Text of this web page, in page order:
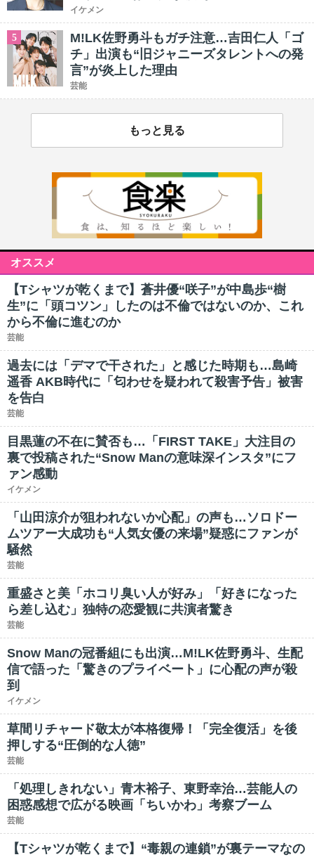
イケメン
5
M!LK佐野勇斗もガチ注意…吉田仁人「ゴ
チ」出演も“旧ジャニーズタレントへの発
言”が炎上した理由
芸能
もっと見る
オススメ
【Tシャツが乾くまで】蒼井優“咲子”が中島歩“樹
生”に「頭コツン」したのは不倫ではないのか、これ
から不倫に進むのか
芸能
過去には「デマで干された」と感じた時期も…島崎
遥香 AKB時代に「匂わせを疑われて殺害予告」被害
を告白
芸能
目黒蓮の不在に賛否も…「FIRST TAKE」大注目の
裏で投稿された“Snow Manの意味深インスタ”にフ
ァン感動
イケメン
「山田涼介が狙われないか心配」の声も…ソロドー
ムツアー大成功も“人気女優の来場”疑惑にファンが
騒然
芸能
重盛さと美「ホコリ臭い人が好み」「好きになった
ら差し込む」独特の恋愛観に共演者驚き
芸能
Snow Manの冠番組にも出演…M!LK佐野勇斗、生配
信で語った「驚きのプライベート」に心配の声が殺
到
イケメン
草間リチャード敬太が本格復帰！「完全復活」を後
押しする“圧倒的な人徳”
芸能
「処理しきれない」青木裕子、東野幸治…芸能人の
困惑感想で広がる映画「ちいかわ」考察ブーム
芸能
【Tシャツが乾くまで】“毒親の連鎖”が裏テーマなの